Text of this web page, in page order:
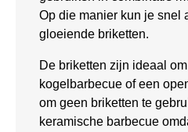
Op die manier kun je snel
gloeiende briketten.
De briketten zijn ideaal
kogelbarbecue of een
om geen briketten te
keramische barbecue